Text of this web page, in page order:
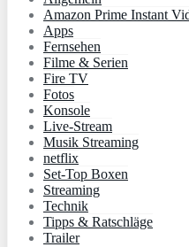
Amazon Prime Instant
Apps
Fernsehen
Filme & Serien
Fire TV
Fotos
Konsole
Live-Stream
Musik Streaming
netflix
Set-Top Boxen
Streaming
Technik
Tipps & Ratschläge
Trailer